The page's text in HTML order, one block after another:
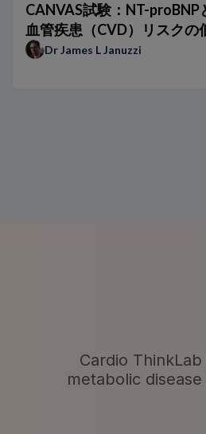
呼吸困難の患者におけるナトリウ
ESCおよびAHAの心不全ガイドラ
NT-proBNPが生み出す違い：Dr
CANVAS試験：NT-proBNP
血管疾患（CVD）リスクの
Dr James L Januzzi
Cardio
metabolic